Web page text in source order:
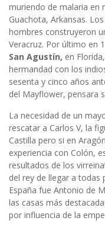
muriendo de malaria en
Guachota, Arkansas.
hombres construyeron
Veracruz. Por último en
San Agustín, en
hermandad con los
sesenta y cinco años
del Mayflower, pensara
La necesidad de un
rescatar a Carlos V, la
Castilla pero si en
experiencia con Colón,
resultados de los
del rey de llegar a todas
España fue Antonio de
las casas más
por influencia de la